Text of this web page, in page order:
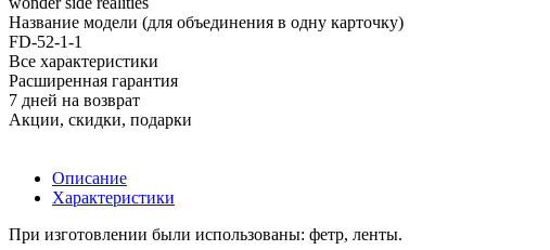
Название модели (для объединения в одну карточку)
FD-52-1-1
Все характеристики
Расширенная гарантия
7 дней на возврат
Акции, скидки, подарки
Описание
Характеристики
При изготовлении были использованы: фетр, ленты.